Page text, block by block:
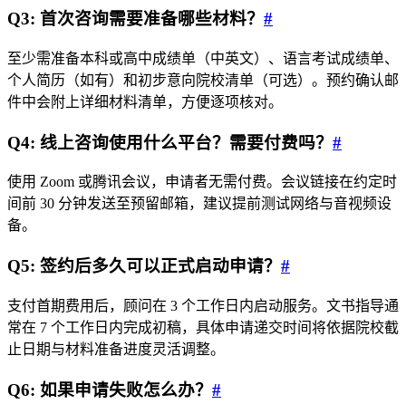
Q3: 首次咨询需要准备哪些材料？ #
至少需准备本科或高中成绩单（中英文）、语言考试成绩单、
个人简历（如有）和初步意向院校清单（可选）。预约确认邮
件中会附上详细材料清单，方便逐项核对。
Q4: 线上咨询使用什么平台？需要付费吗？ #
使用 Zoom 或腾讯会议，申请者无需付费。会议链接在约定时
间前 30 分钟发送至预留邮箱，建议提前测试网络与音视频设
备。
Q5: 签约后多久可以正式启动申请？ #
支付首期费用后，顾问在 3 个工作日内启动服务。文书指导通
常在 7 个工作日内完成初稿，具体申请递交时间将依据院校截
止日期与材料准备进度灵活调整。
Q6: 如果申请失败怎么办？ #